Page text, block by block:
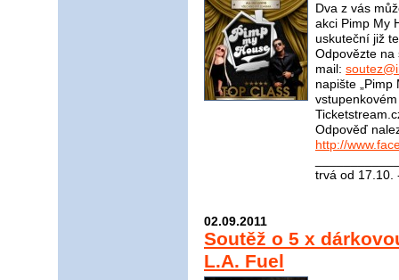
Dva z vás
akci Pimp My
uskuteční již
Odpovězte na
mail:
napište
Odpověď
http://
trvá od
02.09.2011
Soutěž o 5 x
L.A. Fuel